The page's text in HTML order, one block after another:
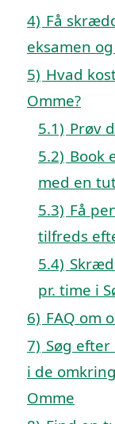
4) Få
eksamen
5) Hvad
Omme?
5.1) Prøv
5.2) Book
med en
5.3) Få
tilfreds
5.4)
pr. time i
6) FAQ om
7) Søg
i de
Omme